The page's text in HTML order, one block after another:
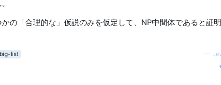
の「合理的な」仮説のみを仮定して、NP中間体であると証
big-list
—